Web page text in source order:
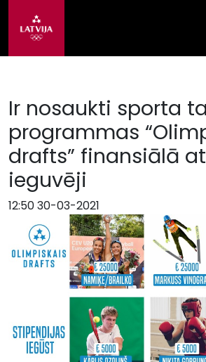
Ir nosaukti sporta
programmas
drafts” finansiālā
ieguvēji
12:50 30-03-2021